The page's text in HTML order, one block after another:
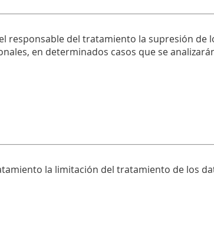
del tratamiento la supresión de
en determinados casos que se
la limitación del tratamiento de los